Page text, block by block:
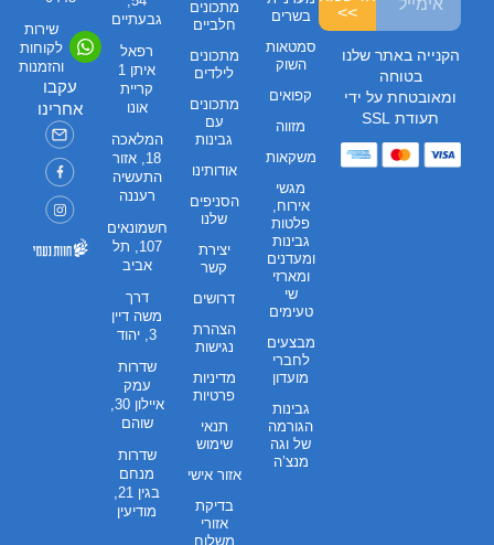
בשרים
סמטאות
השוק
קפואים
מזווה
משקאות
מגשי
אירוח,
פלטות
גבינות
ומעדנים
ומארזי
שי
טעימים
מבצעים
לחברי
מועדון
גבינות
הגורמה
של וגה
מנצ’ה
מתכונים
חלביים
מתכונים
לילדים
מתכונים
עם
גבינות
אודותינו
הסניפים
שלנו
יצירת
קשר
דרושים
הצהרת
נגישות
מדיניות
פרטיות
תנאי
שימוש
אזור אישי
בדיקת
אזורי
משלוח
גבעתיים
רפאל
איתן 1
קריית
אונו
המלאכה
18, אזור
התעשיה
רעננה
חשמונאים
107, תל
אביב
דרך
משה דיין
3, יהוד
שדרות
עמק
שוהם
שדרות
מנחם
מודיעין
שירות
לקוחות
והזמנות
עקבו
אחרינו
>>
הקנייה באתר שלנו
בטוחה
ומאובטחת על ידי
תעודת SSL